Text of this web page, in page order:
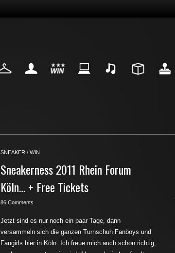
SNEAKER / WIN
Sneakerness 2011 Rhein Forum
Köln… + Free Tickets
86 Comments
Jetzt sind es nur noch ein paar Tage, dann
versammeln sich die ganzen Turnschuh Fanboys und
Fangirls hier in Köln. Ich freue mich auch schon richtig,